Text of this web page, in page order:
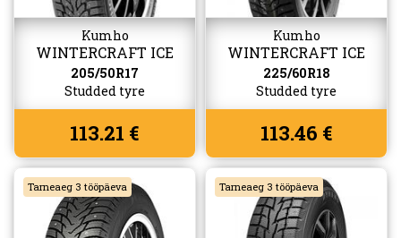
Kumho
WINTERCRAFT ICE
WI32
205/50R17
Studded tyre
113.21 €
Kumho
WINTERCRAFT ICE
SUV WS31
225/60R18
Studded tyre
113.46 €
Tarneaeg 3 tööpäeva Tarneaeg 3 tööpäeva